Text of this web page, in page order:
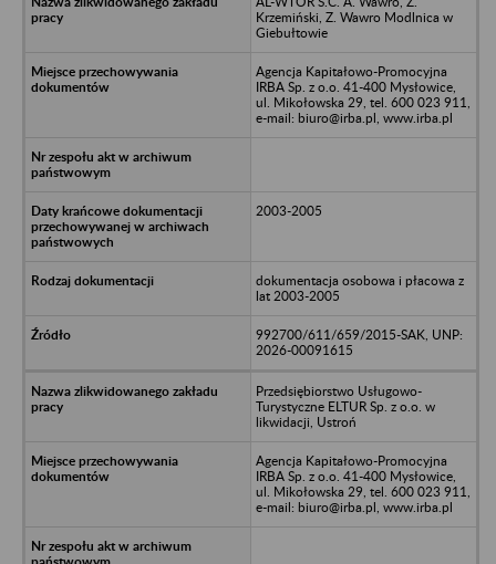
Krzemiński, Z. Wawro Modlnica w
Giebułtowie
Agencja Kapitałowo-Promocyjna
IRBA Sp. z o.o. 41-400 Mysłowice,
ul. Mikołowska 29, tel. 600 023 911,
e-mail: biuro@irba.pl, www.irba.pl
2003-2005
dokumentacja osobowa i płacowa z
lat 2003-2005
992700/611/659/2015-SAK, UNP:
2026-00091615
Przedsiębiorstwo Usługowo-
Turystyczne ELTUR Sp. z o.o. w
likwidacji, Ustroń
Agencja Kapitałowo-Promocyjna
IRBA Sp. z o.o. 41-400 Mysłowice,
ul. Mikołowska 29, tel. 600 023 911,
e-mail: biuro@irba.pl, www.irba.pl